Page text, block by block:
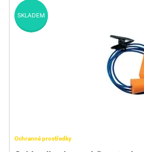
KONTAKTY
Ochranné prostředky
SKLADEM